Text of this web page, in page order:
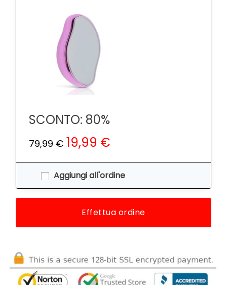
SCONTO: 80%
79,99 € 19,99 €
Aggiungi all'ordine
Effettua ordine